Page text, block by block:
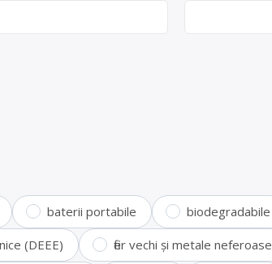
baterii portabile biodegradabile
(DEEE) fier vechi și metale neferoase